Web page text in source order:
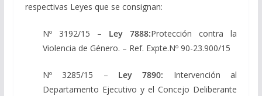
respectivas Leyes que se consignan:
Nº 3192/15 – Ley 7888:Protección contra la
Violencia de Género. – Ref. Expte.Nº 90-23.900/15
Nº 3285/15 – Ley 7890: Intervención al
Departamento Ejecutivo y el Concejo Deliberante